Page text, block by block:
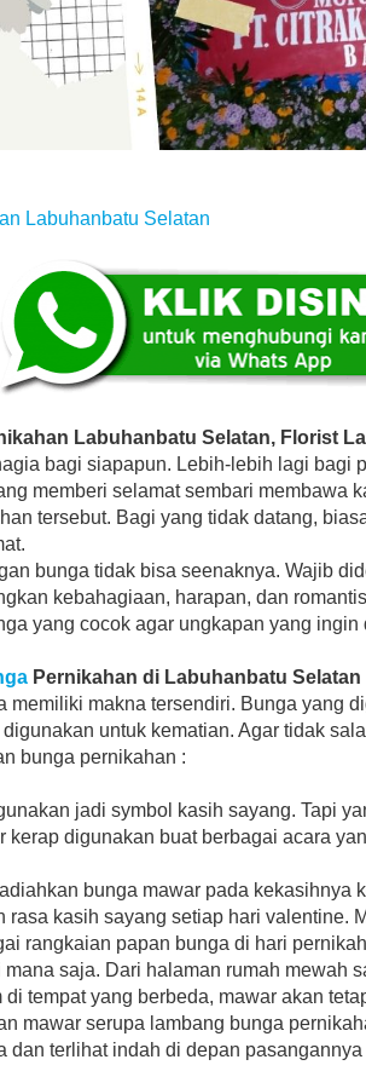
Labuhanbatu Selatan, Florist
bagi siapapun. Lebih-lebih lagi bagi
memberi selamat sembari membawa
tersebut. Bagi yang tidak datang,
bunga tidak bisa seenaknya. Wajib
kebahagiaan, harapan, dan
yang cocok agar ungkapan yang
Pernikahan di Labuhanbatu Selatan
memiliki makna tersendiri. Bunga yang
untuk kematian. Agar tidak
bunga pernikahan :
jadi symbol kasih sayang. Tapi
kerap digunakan buat berbagai acara
bunga mawar pada kekasihnya
kasih sayang setiap hari valentine.
rangkaian papan bunga di hari
saja. Dari halaman rumah mewah
tempat yang berbeda, mawar akan
mawar serupa lambang bunga
dan terlihat indah di depan